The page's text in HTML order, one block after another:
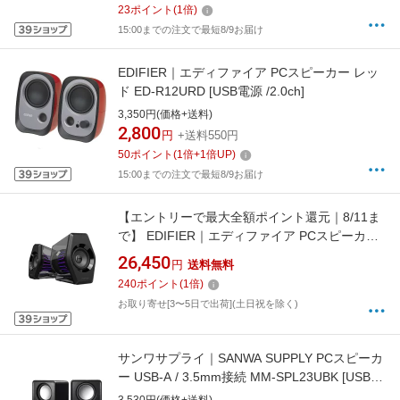
23ポイント (1倍)
15:00までの注文で最短8/9お届け
EDIFIER｜エディファイア PCスピーカー レッ
ド ED-R12URD [USB電源 /2.0ch]
3,350円(価格+送料)
2,800 円 +送料550円
50ポイント (1倍+1倍UP)
15:00までの注文で最短8/9お届け
【エントリーで最大全額ポイント還元｜8/11ま
で】 EDIFIER｜エディファイア PCスピーカー
Bluetooth / USB-C / USB-A / 3.5mm接続 G2000
PRO ブラック ED-G2000PRO-BK [AC電源
/7.1ch]
26,450 円 送料無料
240ポイント (1倍)
お取り寄せ[3〜5日で出荷](土日祝を除く)
サンワサプライ｜SANWA SUPPLY PCスピーカ
ー USB-A / 3.5mm接続 MM-SPL23UBK [USB電
源]